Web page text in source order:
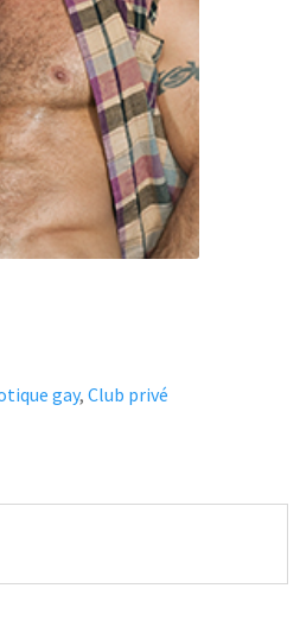
gay, Club privé